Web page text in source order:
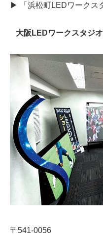
▶ 「浜松町LEDワークス
大阪LEDワークスタジ
〒541-0056